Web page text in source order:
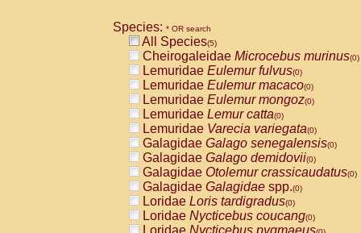
Species: * OR search
All Species(5)
Cheirogaleidae Microcebus murinus(0)
Lemuridae Eulemur fulvus(0)
Lemuridae Eulemur macaco(0)
Lemuridae Eulemur mongoz(0)
Lemuridae Lemur catta(0)
Lemuridae Varecia variegata(0)
Galagidae Galago senegalensis(0)
Galagidae Galago demidovii(0)
Galagidae Otolemur crassicaudatus(0)
Galagidae Galagidae spp.(0)
Loridae Loris tardigradus(0)
Loridae Nycticebus coucang(0)
Loridae Nycticebus pygmaeus